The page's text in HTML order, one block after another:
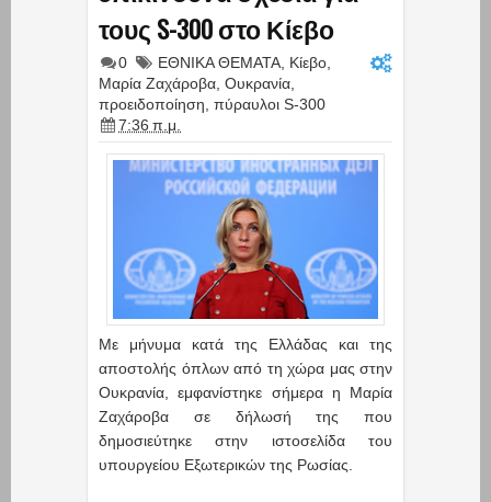
τους S-300 στο Κίεβο
0 ΕΘΝΙΚΑ ΘΕΜΑΤΑ Κίεβο
Μαρία Ζαχάροβα Ουκρανία
προειδοποίηση πύραυλοι S-300
7:36 π.μ.
Με μήνυμα κατά της Ελλάδας και της
αποστολής όπλων από τη χώρα μας στην
Ουκρανία, εμφανίστηκε σήμερα η Μαρία
Ζαχάροβα σε δήλωσή της που
δημοσιεύτηκε στην ιστοσελίδα του
υπουργείου Εξωτερικών της Ρωσίας.